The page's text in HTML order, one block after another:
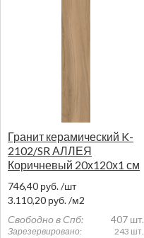
Гранит керамический K-
2102/SR АЛЛЕЯ
Коричневый 20х120х1 см
746,40 руб./шт
3.110,20 руб./м2
Свободно в Спб:
407 шт.
Зарезервировано:
243 шт.